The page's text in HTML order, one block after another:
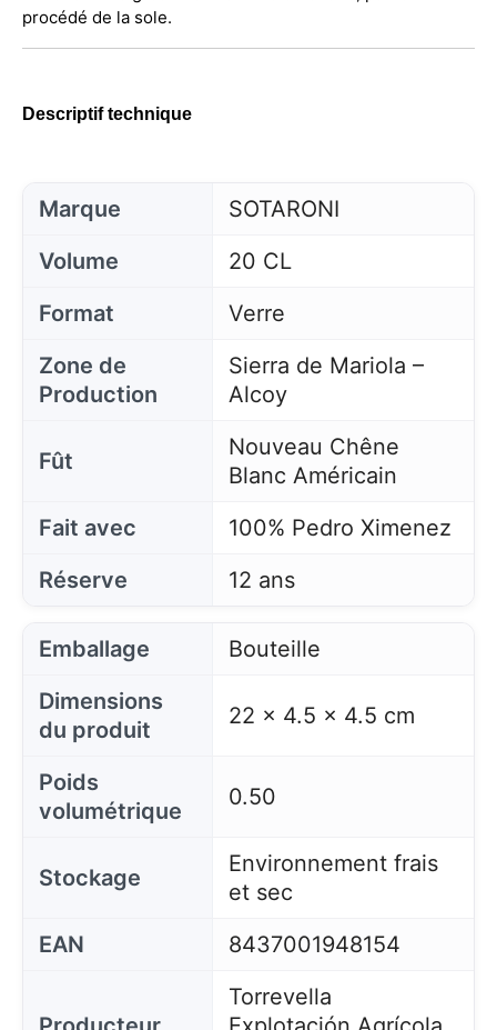
procédé de la sole.
Descriptif technique
Marque
SOTARONI
Volume
20 CL
Format
Verre
Zone de
Production
Sierra de Mariola –
Alcoy
Fût
Nouveau Chêne
Blanc Américain
Fait avec
100% Pedro Ximenez
Réserve
12 ans
Emballage
Bouteille
Dimensions
du produit
22 x 4.5 x 4.5 cm
Poids
volumétrique
0.50
Stockage
Environnement frais
et sec
EAN
8437001948154
Torrevella